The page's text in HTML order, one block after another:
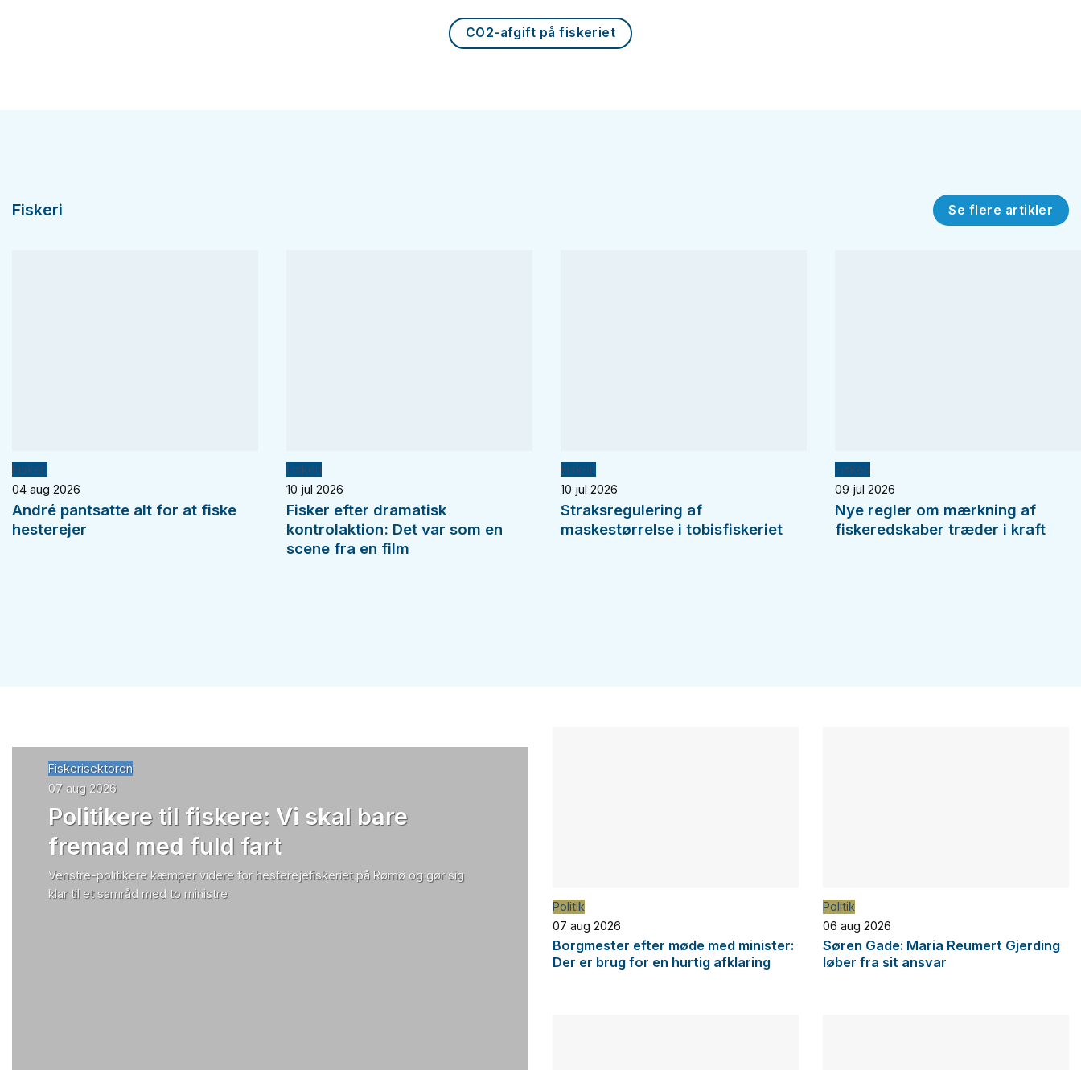
CO2-afgift på fiskeriet
Fiskeri Se flere artikler
Fiskeri
04 aug 2026
André pantsatte alt for at fiske
hesterejer
Fiskeri
10 jul 2026
Fisker efter dramatisk
kontrolaktion: Det var som en
scene fra en film
Fiskeri
10 jul 2026
Straksregulering af
maskestørrelse i tobisfiskeriet
Fiskeri
09 jul 2026
Nye regler om mærkning af
fiskeredskaber træder i kraft
Fiskerisektoren
07 aug 2026
Politikere til fiskere: Vi skal bare
fremad med fuld fart
Venstre-politikere kæmper videre for hesterejefiskeriet på Rømø og gør sig
klar til et samråd med to ministre
Politik
07 aug 2026
Borgmester efter møde med minister:
Der er brug for en hurtig afklaring
Politik
06 aug 2026
Søren Gade: Maria Reumert Gjerding
løber fra sit ansvar